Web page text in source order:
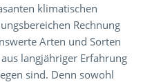
klimatischen
Rechnung
Arten und Sorten
langjähriger Erfahrung
sind. Denn sowohl